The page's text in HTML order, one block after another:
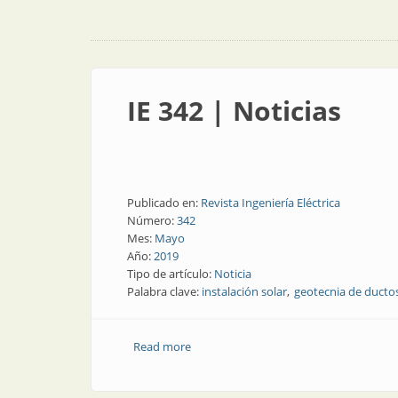
IE 342 | Noticias
Publicado en: Revista Ingeniería Eléctrica
Número:342
Mes: Mayo
Año:2019
Tipo de artículo: Noticia
Palabra clave: instalación solar geotecnia de
Read moreabout IE 342 | Noticias